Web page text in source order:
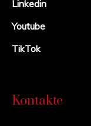
Linkedin
Youtube
TikTok
Kontakte